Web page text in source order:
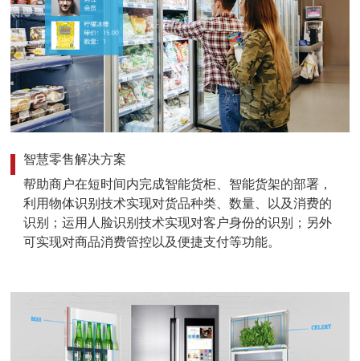
智慧零售解决方案
帮助商户在短时间内完成智能货柜、智能货架的部署，
利用物体识别技术实现对货品种类、数量、以及消费的
识别；运用人脸识别技术实现对客户身份的识别；另外
可实现对商品消费管控以及便捷支付等功能。